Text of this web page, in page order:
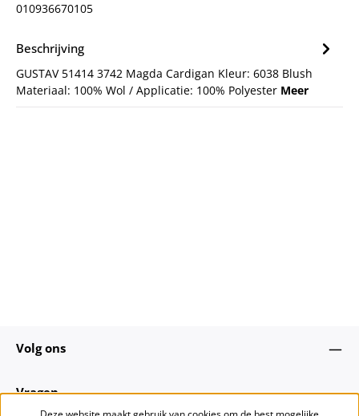
010936670105
Beschrijving
GUSTAV 51414 3742 Magda Cardigan Kleur: 6038 Blush
Materiaal: 100% Wol / Applicatie: 100% Polyester Meer
Volg ons
Vragen